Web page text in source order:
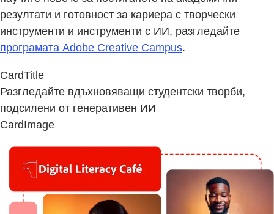
резултати и готовност за кариера с творчески
инструменти и инструменти с ИИ, разгледайте
програмата Adobe Creative Campus.
CardTitle
Разгледайте вдъхновяващи студентски творби,
подсилени от генеративен ИИ
CardImage